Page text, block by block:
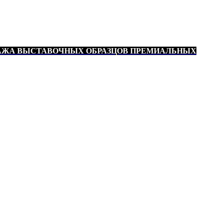
ВЫСТАВОЧНЫХ ОБРАЗЦОВ ПРЕМИАЛЬНЫХ